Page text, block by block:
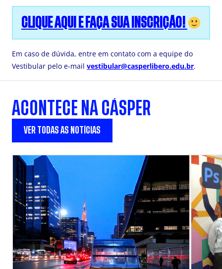
CLIQUE AQUI E FAÇA SUA INSCRIÇÃO!
Em caso de dúvida, entre em contato com a equipe do
Vestibular pelo e-mail vestibular@casperlibero.edu.br.
ACONTECE NA CÁSPER
VER TODAS AS NOTÍCIAS